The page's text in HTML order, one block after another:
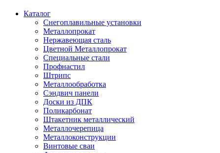
Каталог
Снегоплавильные установки
Металлопрокат
Нержавеющая сталь
Цветной Металлопрокат
Специальные стали
Профнастил
Штрипс
Металлообработка
Сэндвич панели
Доски из ДПК
Поликарбонат
Штакетник металлический
Металлочерепица
Металлоконструкции
Винтовые сваи